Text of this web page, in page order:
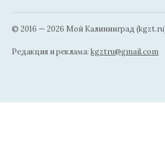
© 2016 — 2026 Мой Калининград
Редакция и реклама: kgztru@gmail.com